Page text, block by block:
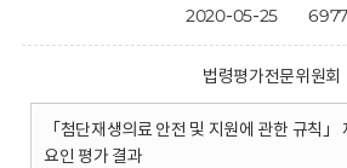
2020-05-25
법령평가전문위원회
「첨단재생의료 안전 및 지원에 관한 규칙
요인 평가 결과